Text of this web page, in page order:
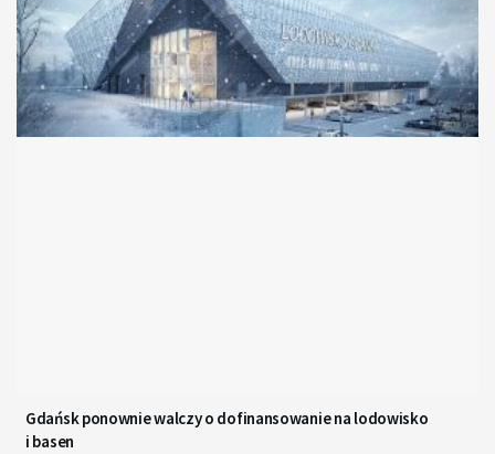
Gdańsk ponownie walczy o dofinansowanie na lodowisko
i basen